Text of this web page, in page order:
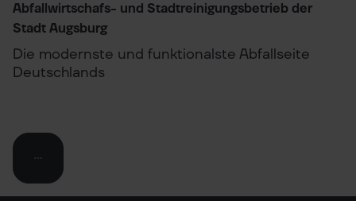
Abfallwirtschafs- und Stadtreinigungsbetrieb der
Stadt Augsburg
Die modernste und funktionalste Abfallseite
Deutschlands